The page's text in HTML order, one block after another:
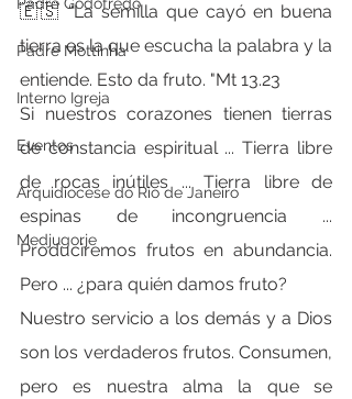
Padre Mottinha
Interno Igreja
Eventos
Arquidiocese do Rio de Janeiro
Medjugorje
🇪🇸 “La semilla que cayó en buena
tierra es la que escucha la palabra y la
entiende. Esto da fruto. "Mt 13.23
Si nuestros corazones tienen tierras
de constancia espiritual ... Tierra libre
de rocas inútiles ... Tierra libre de
espinas de incongruencia ...
Produciremos frutos en abundancia.
Pero ... ¿para quién damos fruto?
Nuestro servicio a los demás y a Dios
son los verdaderos frutos. Consumen,
pero es nuestra alma la que se